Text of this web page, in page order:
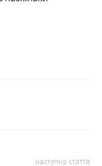
наступна стаття